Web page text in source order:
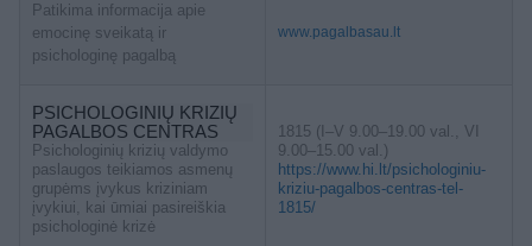
Patikima informacija apie
emocinę sveikatą ir
psichologinę pagalbą
www.pagalbasau.lt
PSICHOLOGINIŲ KRIZIŲ
PAGALBOS CENTRAS
Psichologinių krizių valdymo
paslaugos teikiamos asmenų
grupėms įvykus kriziniam
įvykiui, kai ūmiai pasireiškia
psichologinė krizė
1815 (I–V 9.00–19.00 val., VI
9.00–15.00 val.)
https://www.hi.lt/psichologiniu-
kriziu-pagalbos-centras-tel-
1815/